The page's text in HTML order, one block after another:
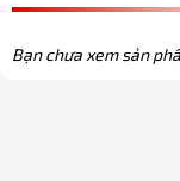
Bạn chưa xem sản